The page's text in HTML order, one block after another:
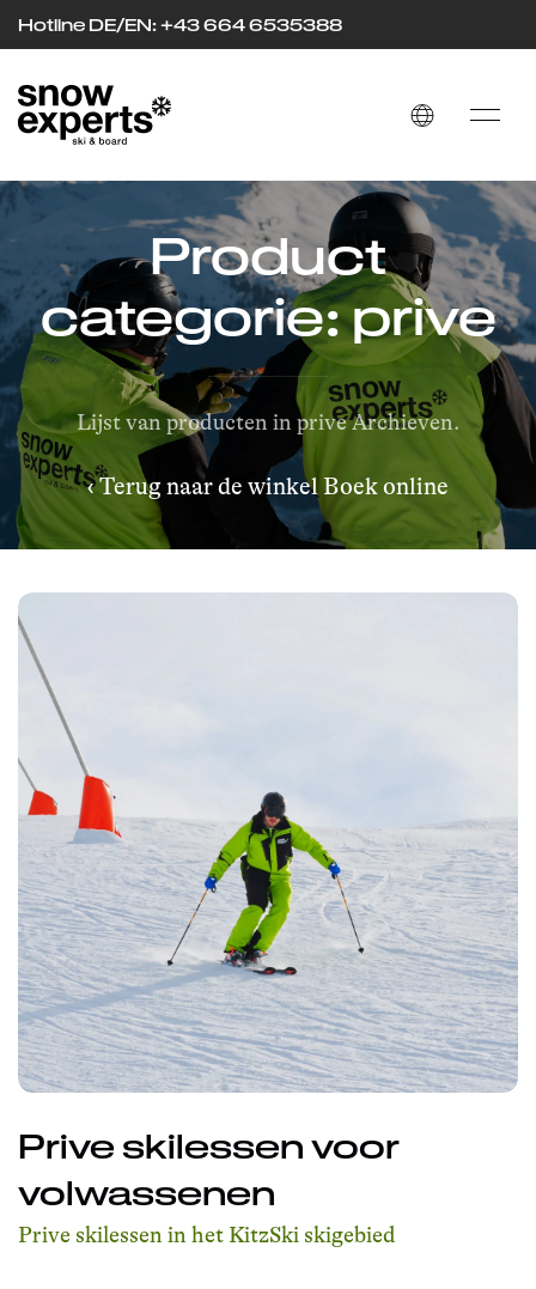
Hotline DE/EN: +43 664 6535388
Product
categorie: prive
Lijst van producten in prive Archieven.
‹ Terug naar de winkel Boek online
Prive skilessen voor
volwassenen
Prive skilessen in het KitzSki skigebied